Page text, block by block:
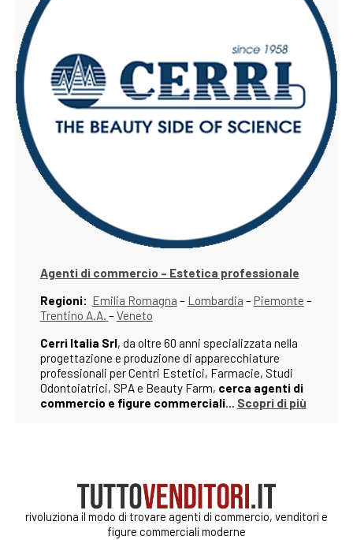
Agenti di commercio – Estetica professionale
Regioni: Emilia Romagna – Lombardia – Piemonte –
Trentino A.A. –Veneto
Cerri Italia Srl, da oltre 60 anni specializzata nella
progettazione e produzione di apparecchiature
professionali per Centri Estetici, Farmacie, Studi
Odontoiatrici, SPA e Beauty Farm, cerca agenti di
commercio e figure commerciali… Scopri di più
rivoluziona il modo di trovare agenti di commercio, venditori e
figure commerciali moderne